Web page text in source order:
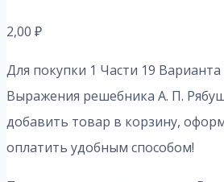
2,00 ₽
Для покупки 1 Части 19
Выражения решебника А. П.
добавить товар в корзину,
оплатить удобным способом!